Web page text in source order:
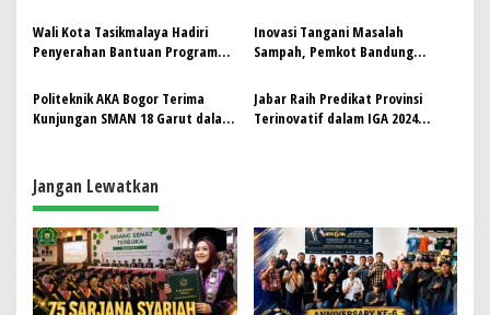
(PHTC)
Wali Kota Tasikmalaya Hadiri
Penyerahan Bantuan Program
Dhuafa
Inovasi Tangani Masalah
Sampah, Pemkot Bandung
Politeknik AKA Bogor Terima
Kunjungan SMAN 18 Garut dalam
Jabar Raih Predikat Provinsi
Terinovatif dalam IGA 2024
Jangan Lewatkan